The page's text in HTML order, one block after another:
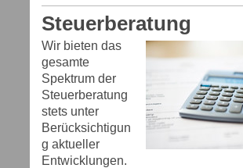
Steuerberatung
Wir bieten das
gesamte
Spektrum der
Steuerberatung
stets unter
Berücksichtigun
g aktueller
Entwicklungen.